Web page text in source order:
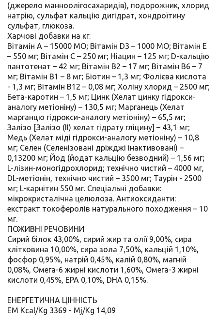
(джерело манноолігосахаридів), подорожник, хлорид
натрію, сульфат кальцію дигідрат, хондроїтину
сульфат, глюкоза.
Харчові добавки на кг:
Вітамін А – 15000 МО; Вітамін D3 – 1000 МО; Вітамін Е
– 550 мг; Вітамін С – 250 мг; Ніацин – 125 мг; D-кальцію
пантотенат – 42 мг; Вітамін В2 – 17 мг; Вітамін В6 – 7
мг; Вітамін В1 – 8 мг; Біотин – 1,3 мг; Фолієва кислота
- 1,3 мг; Вітамін В12 – 0,08 мг; Холіну хлорид – 2500 мг;
Бета-каротин – 1,5 мг; Цинк (Xелат цинку гідрокси-
аналогу метіоніну) – 130,5 мг; Mарганець (Xелат
марганцю гідрокси-аналогу метіоніну) – 65,5 мг;
Залізо [Залізо (II) хелат гідрату гліцину] – 43,1 мг;
Медь (Хелат міді гідрокси-аналогу метіоніну) – 10,8
мг; Селен (Селенізовані дріжджі інактивовані) –
0,13200 мг; Йод (йодат кальцію безводний) – 1,56 мг;
L-лізин-моногідрохлорид; технічно чистий – 4000 мг,
DL-метіонін, технічно чистий – 3500 мг; Таурін - 2500
мг; L-карнітин 550 мг. Спеціальні добавки:
мікрокристалічна целюлоза. Антиоксиданти:
екстракт токоферолів натурального походження – 10
мг.
ПОЖИВНІ РЕЧОВИНИ
Сирий білок 43,00%, сирий жир та олії 9,00%, сира
клітковина 10,00%, сира зола 7,50%, кальцій 1,10%,
фосфор 0,95%, натрій 0,45%, калій 0,80%, магній
0,08%, Омега-6 жирні кислоти 1,60%, Омега-3 жирні
кислоти 0,45%, EPA 0,10%, DHA 0,15%.
ЕНЕРГЕТИЧНА ЦІННІСТЬ
EM Kcal/Kg 3369 - Mj/Kg 14,09